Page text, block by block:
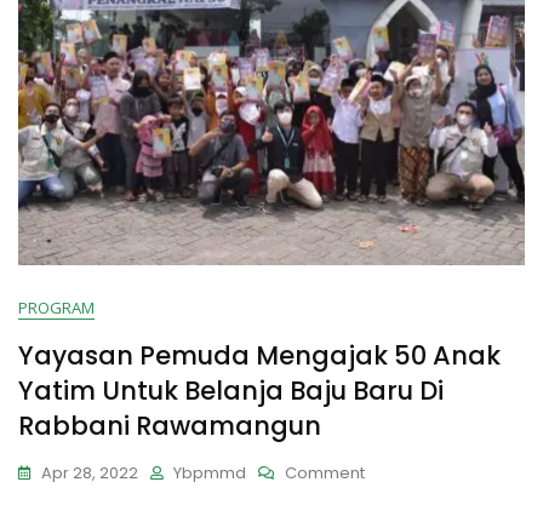
PROGRAM
Yayasan Pemuda Mengajak 50 Anak
Yatim Untuk Belanja Baju Baru Di
Rabbani Rawamangun
Apr 28, 2022 Ybpmmd CommentOn